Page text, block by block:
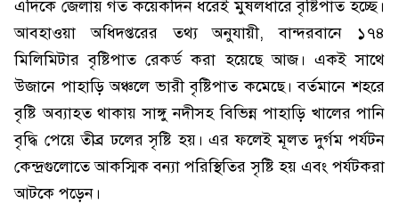
এদিকে জেলায় গত কয়েকদিন ধরেই মুষলধারে বৃষ্টিপাত হচ্ছে।
আবহাওয়া অধিদপ্তরের তথ্য অনুযায়ী, বান্দরবানে ১৭৪
মিলিমিটার বৃষ্টিপাত রেকর্ড করা হয়েছে আজ। একই সাথে
উজানে পাহাড়ি অঞ্চলে ভারী বৃষ্টিপাত কমেছে। বর্তমানে শহরে
বৃষ্টি অব্যাহত থাকায় সাঙ্গু নদীসহ বিভিন্ন পাহাড়ি খালের পানি
বৃদ্ধি পেয়ে তীব্র ঢলের সৃষ্টি হয়। এর ফলেই মূলত দুর্গম পর্যটন
কেন্দ্রগুলোতে আকস্মিক বন্যা পরিস্থিতির সৃষ্টি হয় এবং পর্যটকরা
আটকে পড়েন।